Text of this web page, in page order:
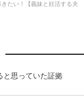
たい！【義妹と妊活する夫
思っていた証拠